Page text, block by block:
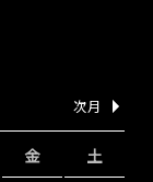
次月
金
土